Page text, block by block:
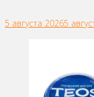
5 августа 20265